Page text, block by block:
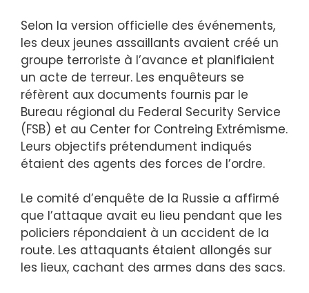
Selon la version officielle des événements,
les deux jeunes assaillants avaient créé un
groupe terroriste à l’avance et planifiaient
un acte de terreur. Les enquêteurs se
réfèrent aux documents fournis par le
Bureau régional du Federal Security Service
(FSB) et au Center for Contreing Extrémisme.
Leurs objectifs prétendument indiqués
étaient des agents des forces de l’ordre.
Le comité d’enquête de la Russie a affirmé
que l’attaque avait eu lieu pendant que les
policiers répondaient à un accident de la
route. Les attaquants étaient allongés sur
les lieux, cachant des armes dans des sacs.